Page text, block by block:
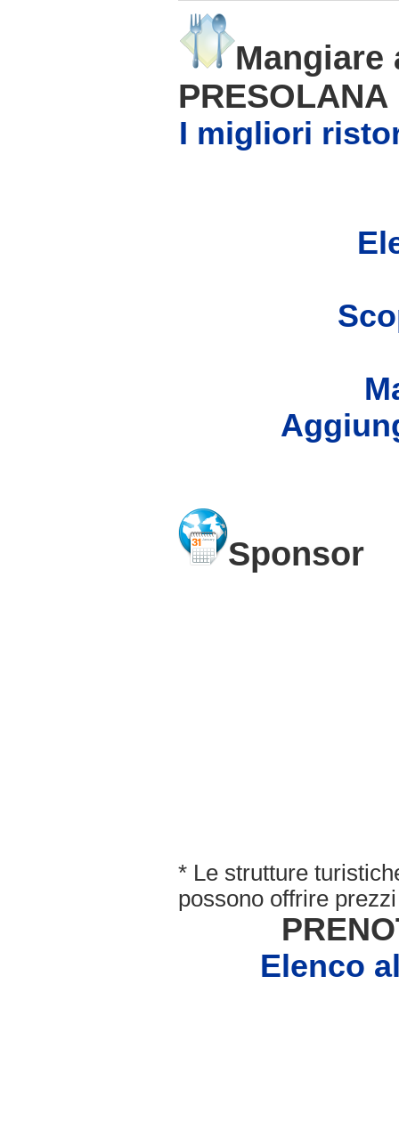
Mangiare
PRESOLANA
I migliori
Sponsor
* Le strutture
possono offrire
Elenco